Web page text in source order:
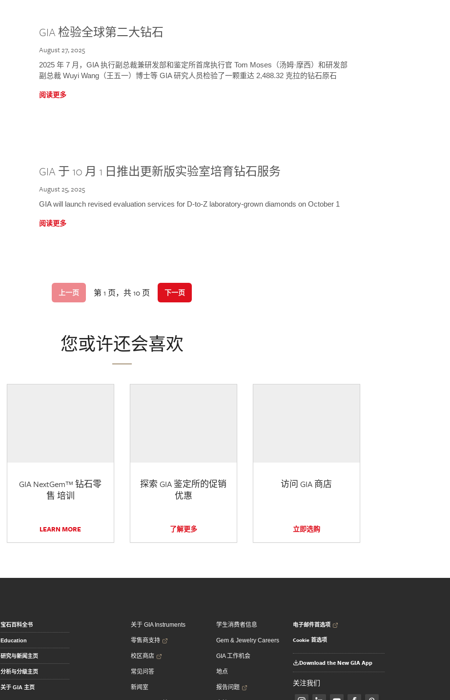
GIA 检验全球第二大钻石
August 27, 2025
2025 年 7 月，GIA 执行副总裁兼研发部和鉴定所首席执行官 Tom Moses（汤姆·摩西）和研发部
副总裁 Wuyi Wang（王五一）博士等 GIA 研究人员检验了一颗重达 2,488.32 克拉的钻石原石
阅读更多
GIA 于 10 月 1 日推出更新版实验室培育钻石服务
August 25, 2025
GIA will launch revised evaluation services for D-to-Z laboratory-grown diamonds on October 1
阅读更多
上一页 第 1 页，共 10 页 下一页
您或许还会喜欢
GIA NextGem™ 钻石零
售 培训
LEARN MORE
探索 GIA 鉴定所的促销
优惠
了解更多
访问 GIA 商店
立即选购
宝石百科全书
Education
研究与新闻主页
分析与分级主页
关于 GIA 主页
关于 GIA Instruments
零售商支持
校区商店
常见问答
新闻室
学生消费者信息
Gem & Jewelry Careers
GIA 工作机会
地点
报告问题
电子邮件首选项
Cookie 首选项
Download the New GIA App
关注我们